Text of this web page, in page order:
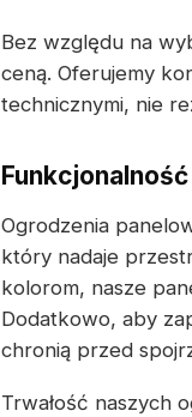
Bez względu na
ceną. Oferujemy
technicznymi, nie
Ogrodzenia
który nadaje
kolorom, nasze
Dodatkowo, aby
chronią przed
Trwałość naszych